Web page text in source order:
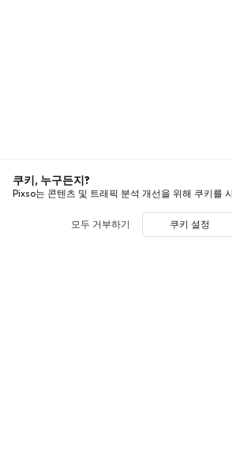
쿠키, 누구든지?
Pixso는 콘텐츠 및 트래픽 분석 개선을 위해 쿠키를
모두 거부하기 쿠키 설정